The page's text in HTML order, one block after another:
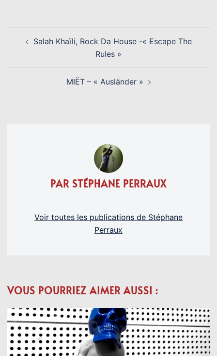
D’ARTICLE
Salah Khaïli, Rock Da House -« Escape The
Rules »
MIËT – « Ausländer »
PAR STÉPHANE PERRAUX
Voir toutes les publications de Stéphane
Perraux
VOUS POURRIEZ AIMER AUSSI :